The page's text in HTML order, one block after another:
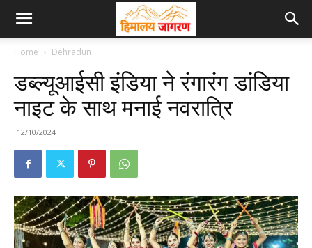
Home Dehradun
डब्ल्यूआईसी इंडिया ने रंगारंग डांडिया
नाइट के साथ मनाई नवरात्रि
12/10/2024